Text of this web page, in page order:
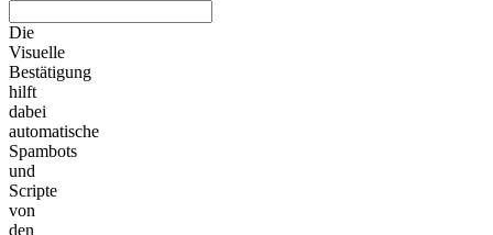
Die
Visuelle
Bestätigung
hilft
dabei
automatische
Spambots
und
Scripte
von
den